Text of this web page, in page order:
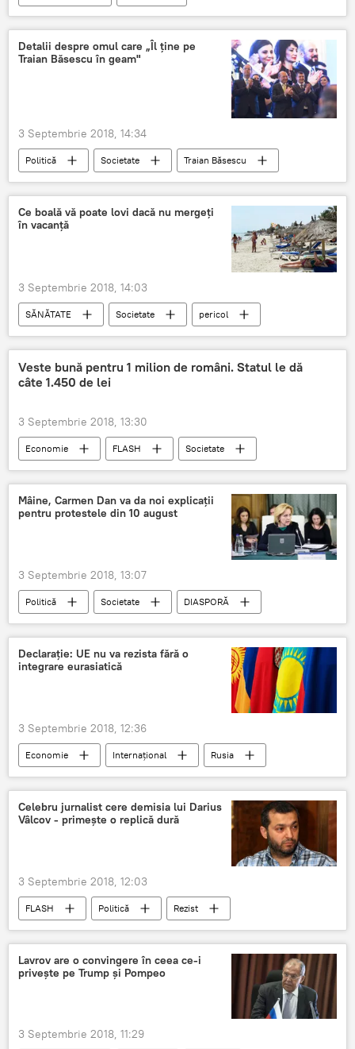
Uniunea Europeană
Federica Mogherini
haos
Detalii despre omul care „Îl ţine pe
Traian Băsescu în geam"
3 Septembrie 2018, 14:34
Politică Societate
Traian Băsescu
Eugen Tomac
Radu Cristescu
PMP
intenții
România
Ce boală vă poate lovi dacă nu mergeți
în vacanță
3 Septembrie 2018, 14:03
SĂNĂTATE Societate
pericol
deficit
depresie Vacanță
Veste bună pentru 1 milion de români. Statul le dă
câte 1.450 de lei
3 Septembrie 2018, 13:30
Economie FLASH
Societate
PSD Romania
Politică
Guvern
Vouchere de vacanță
România
Mâine, Carmen Dan va da noi explicaţii
pentru protestele din 10 august
3 Septembrie 2018, 13:07
Politică Societate
DIASPORĂ
Carmen Dan
protest diaspora
explicații
România
Declarație: UE nu va rezista fără o
integrare eurasiatică
3 Septembrie 2018, 12:36
Economie Internaţional
Rusia
Uniunea Europeană
Moscova
Serghei Lavrov
Organizația pentru Cooperare de la Shanghai
ministrul afacerilor externe
concurență
Celebru jurnalist cere demisia lui Darius
Vâlcov - primește o replică dură
3 Septembrie 2018, 12:03
FLASH Politică
Rezist
PSD Romania
Dan Andronic
Daniel Dragomir
atac
replica
România
Lavrov are o convingere în ceea ce-i
privește pe Trump și Pompeo
3 Septembrie 2018, 11:29